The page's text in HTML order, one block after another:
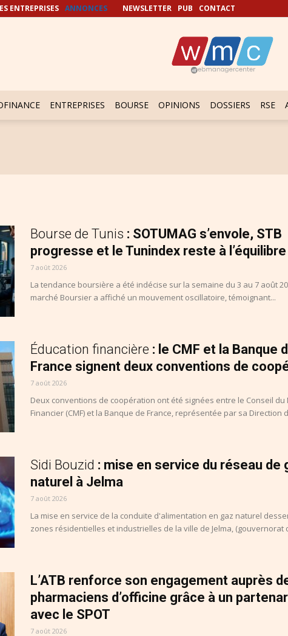
ENTREPRISES ANNONCES NEWSLETTER PUB CONTACT
ENTREPRISES BOURSE OPINIONS DOSSIERS RSE
Bourse de Tunis : SOTUMAG s’envole, STB
progresse et le Tunindex reste à l’équilibre
7 août 2026
La tendance boursière a été indécise sur la semaine du 3 au 7 août
marché Boursier a affiché un mouvement oscillatoire, témoignant...
Éducation financière : le CMF et la Banque
France signent deux conventions de
7 août 2026
Deux conventions de coopération ont été signées entre le Conseil du
Financier (CMF) et la Banque de France, représentée par sa Direction
Sidi Bouzid : mise en service du réseau de
naturel à Jelma
7 août 2026
La mise en service de la conduite d'alimentation en gaz naturel
zones résidentielles et industrielles de la ville de Jelma, (gouvernorat
L’ATB renforce son engagement auprès
pharmaciens d’officine grâce à un
avec le SPOT
7 août 2026